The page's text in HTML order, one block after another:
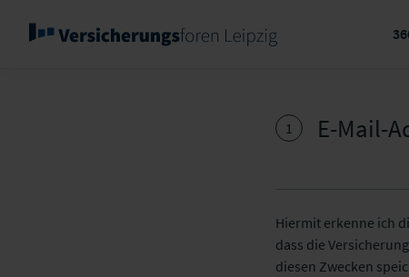
1 E-Mail-
Hiermit erkenne ich
dass die
diesen Zwecken